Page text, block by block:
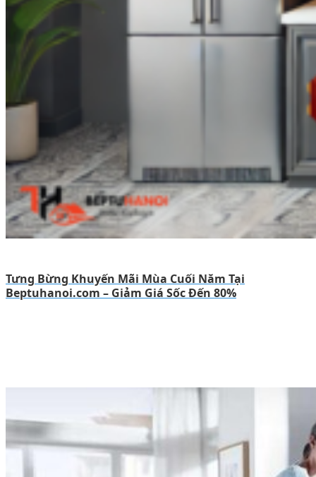
Tưng Bừng Khuyến Mãi Mùa Cuối Năm Tại
Beptuhanoi.com – Giảm Giá Sốc Đến 80%